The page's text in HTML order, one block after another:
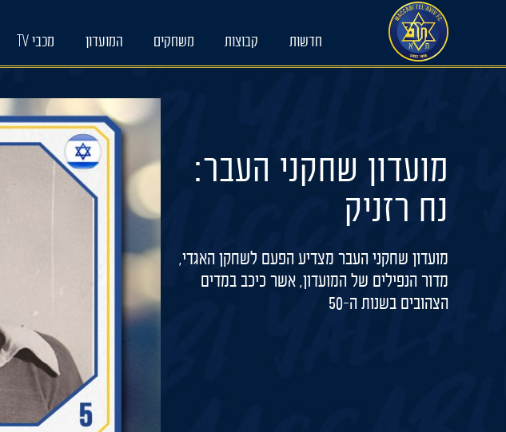
חדשות קבוצות משחקים המועדון מכבי TV
מועדון שחקני העבר:
נח רזניק
מועדון שחקני העבר מצדיע הפעם לשחקן האגדי,
מדור הנפילים של המועדון, אשר כיכב במדים
הצהובים בשנות ה-50